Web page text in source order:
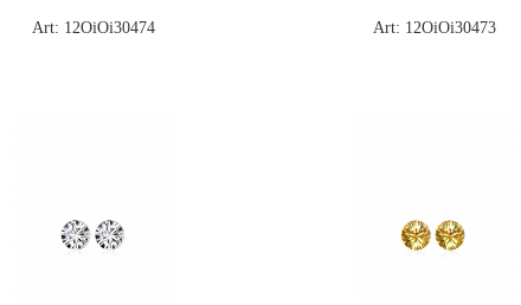
Art: 12OiOi30474 Art: 12OiOi30473